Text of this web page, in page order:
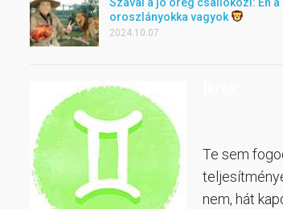
oroszlányokka vagyok
2024.10.07.
Te sem
nem, hát